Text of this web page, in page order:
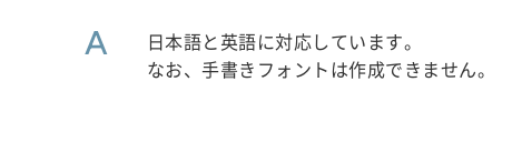
A
日本語と英語に対応しています。
なお、手書きフォントは作成できません。